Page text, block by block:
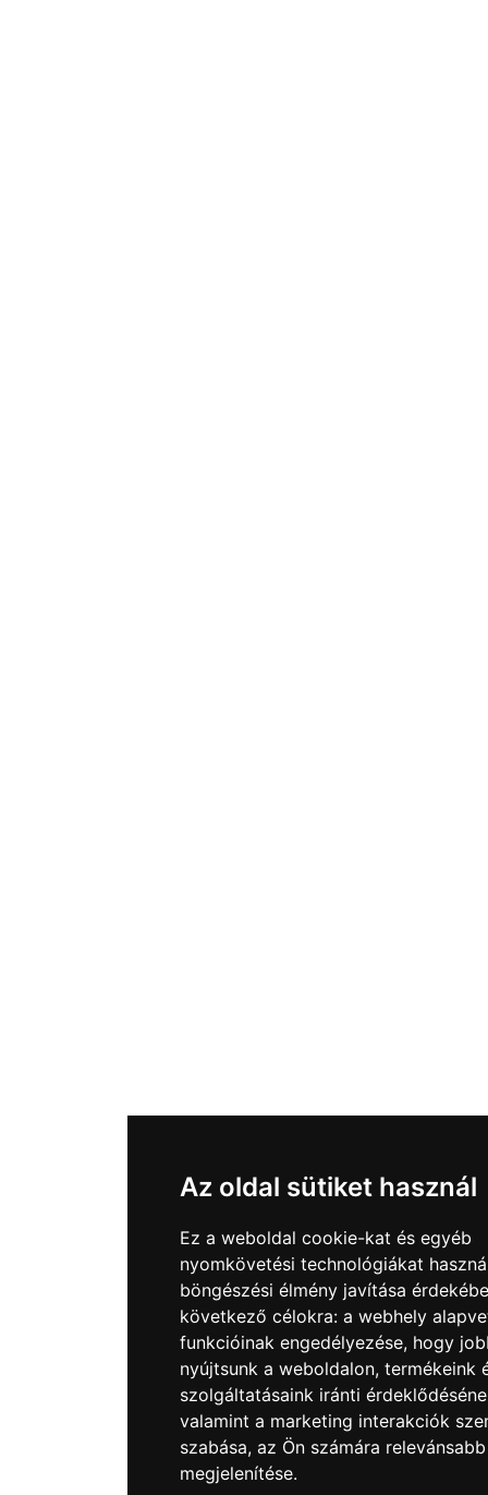
Az oldal sütiket használ
Ez a weboldal cookie-kat és egyéb
nyomkövetési technológiákat
böngészési élmény javítása
következő célokra: a webhely
funkcióinak engedélyezése, hogy
nyújtsunk a weboldalon, termékeink
szolgáltatásaink iránti
valamint a marketing interakciók
szabása, az Ön számára
megjelenítése.